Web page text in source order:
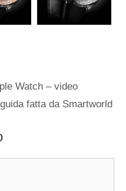
Watch – video
fatta da Smartworld